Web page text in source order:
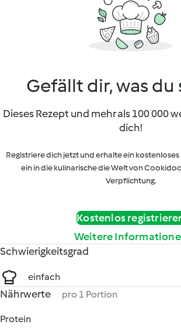
Gefällt dir, was du
Dieses Rezept und mehr als 100 000
dich!
Registriere dich jetzt und erhalte ein kostenloses
ein in die kulinarische die Welt von
Verpflichtung.
Kostenlos
Weitere
Schwierigkeitsgrad
einfach
Nährwerte pro 1 Portion
Protein